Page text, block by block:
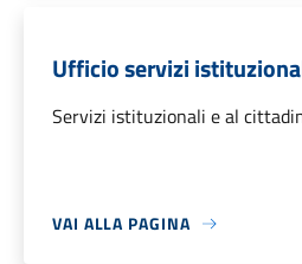
Ufficio servizi
Servizi istituzionali e al
VAI ALLA PAGINA